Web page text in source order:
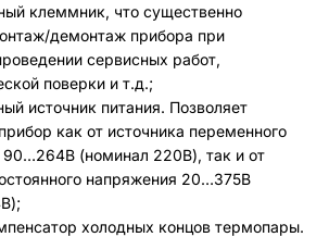
клеммник, что существенно
демонтаж прибора при
сервисных работ,
поверки и т.д.;
источник питания. Позволяет
как от источника переменного
90…264В (номинал 220В), так и от
напряжения 20…375В
холодных концов термопары.